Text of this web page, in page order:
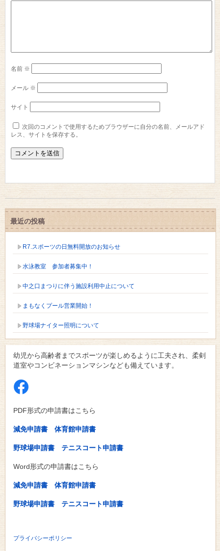
名前 ※
メール ※
サイト
次回のコメントで使用するためブラウザーに自分の名前、メールアド
レス、サイトを保存する。
最近の投稿
R7.スポーツの日無料開放のお知らせ
水泳教室 参加者募集中！
中之口まつりに伴う施設利用中止について
まもなくプール営業開始！
野球場ナイター照明について
幼児から高齢者までスポーツが楽しめるように工夫され、柔剣
道室やコンビネーションマシンなども備えています。
PDF形式の申請書はこちら
減免申請書 体育館申請書
野球場申請書 テニスコート申請書
Word形式の申請書はこちら
減免申請書 体育館申請書
野球場申請書 テニスコート申請書
プライバシーポリシー